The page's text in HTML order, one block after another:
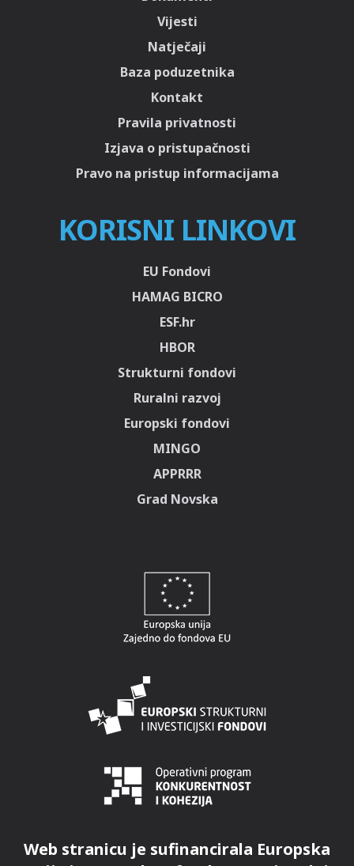
Vijesti
Natječaji
Baza poduzetnika
Kontakt
Pravila privatnosti
Izjava o pristupačnosti
Pravo na pristup informacijama
KORISNI LINKOVI
EU Fondovi
HAMAG BICRO
ESF.hr
HBOR
Strukturni fondovi
Ruralni razvoj
Europski fondovi
MINGO
APPRRR
Grad Novska
Web stranicu je sufinancirala Europska